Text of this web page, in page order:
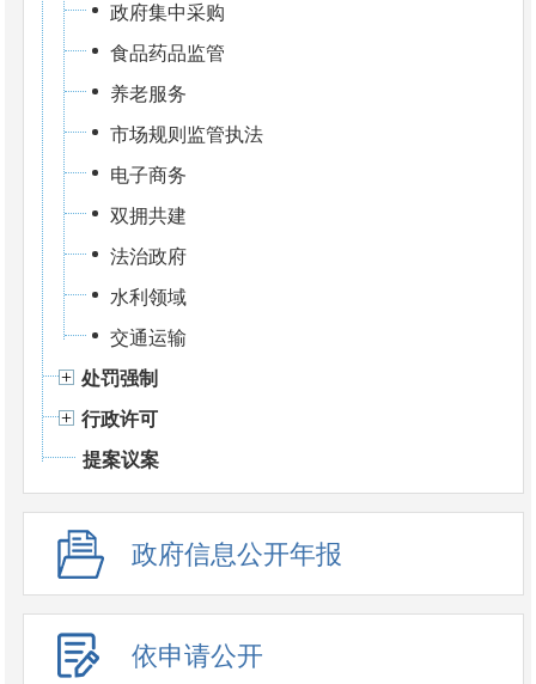
政府集中采购
食品药品监管
养老服务
市场规则监管执法
电子商务
双拥共建
法治政府
水利领域
交通运输
处罚强制
行政许可
提案议案
政府信息公开年报
依申请公开